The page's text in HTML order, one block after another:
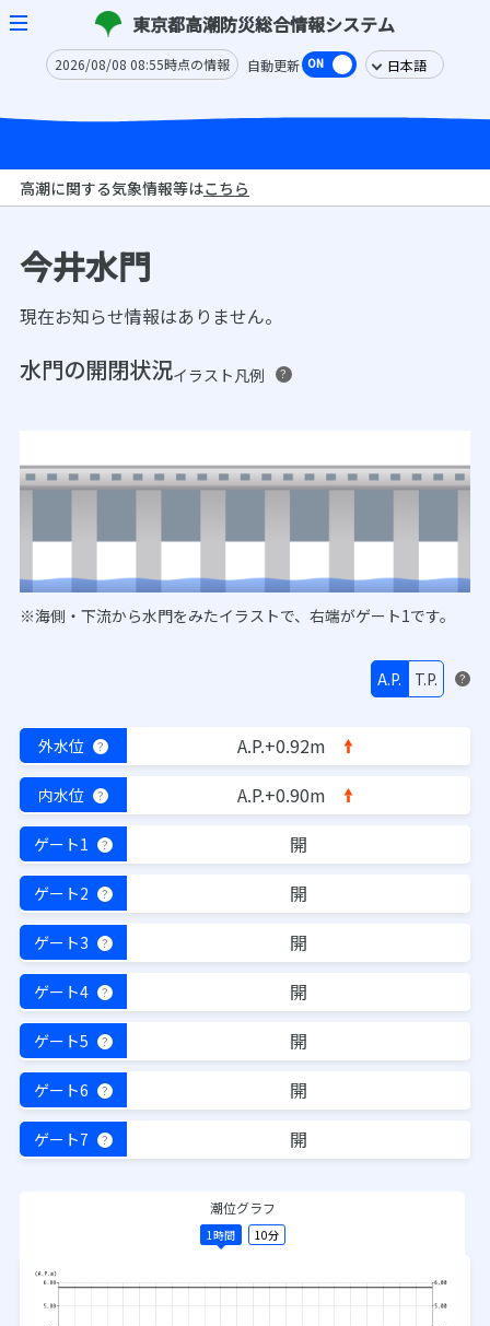
東京都高潮防災総合情報システム
2026/08/08 08:55時点の情報 自動更新
高潮に関する気象情報等はこちら
今井水門
現在お知らせ情報はありません。
水門の開閉状況イラスト凡例 ？
※海側・下流から水門をみたイラストで、右端がゲート1です。
A.P. T.P. ？
外水位 ？ A.P.+0.92m
内水位 ？ A.P.+0.90m
ゲート1 ？ 開
ゲート2 ？ 開
ゲート3 ？ 開
ゲート4 ？ 開
ゲート5 ？ 開
ゲート6 ？ 開
ゲート7 ？ 開
潮位グラフ
1時間 10分